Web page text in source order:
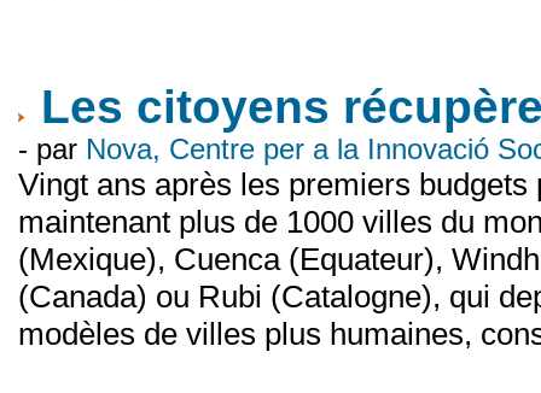
Les citoyens
- par Nova, Centre per a la Innovació
Vingt ans après les premiers
maintenant plus de 1000 villes du
(Mexique), Cuenca (Equateur),
(Canada) ou Rubi (Catalogne), qui
modèles de villes plus humaines,